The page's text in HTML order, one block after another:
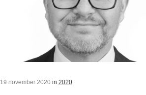
19 november 2020 in 2020